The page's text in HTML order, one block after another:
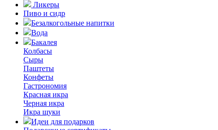
Ликеры
Пиво и сидр
Безалкогольные напитки
Вода
Бакалея
Колбасы
Сыры
Паштеты
Конфеты
Гастрономия
Красная икра
Черная икра
Икра щуки
Идеи для подарков